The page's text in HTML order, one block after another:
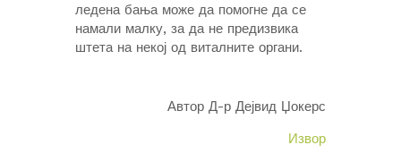
ледена бања може да помогне да се
намали малку, за да не предизвика
штета на некој од виталните органи.
Автор Д-р Дејвид Џокерс
Извор